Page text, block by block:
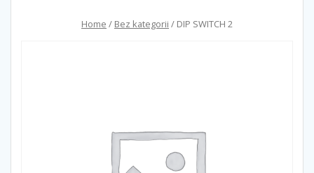
Home / Bez kategorii / DIP SWITCH 2